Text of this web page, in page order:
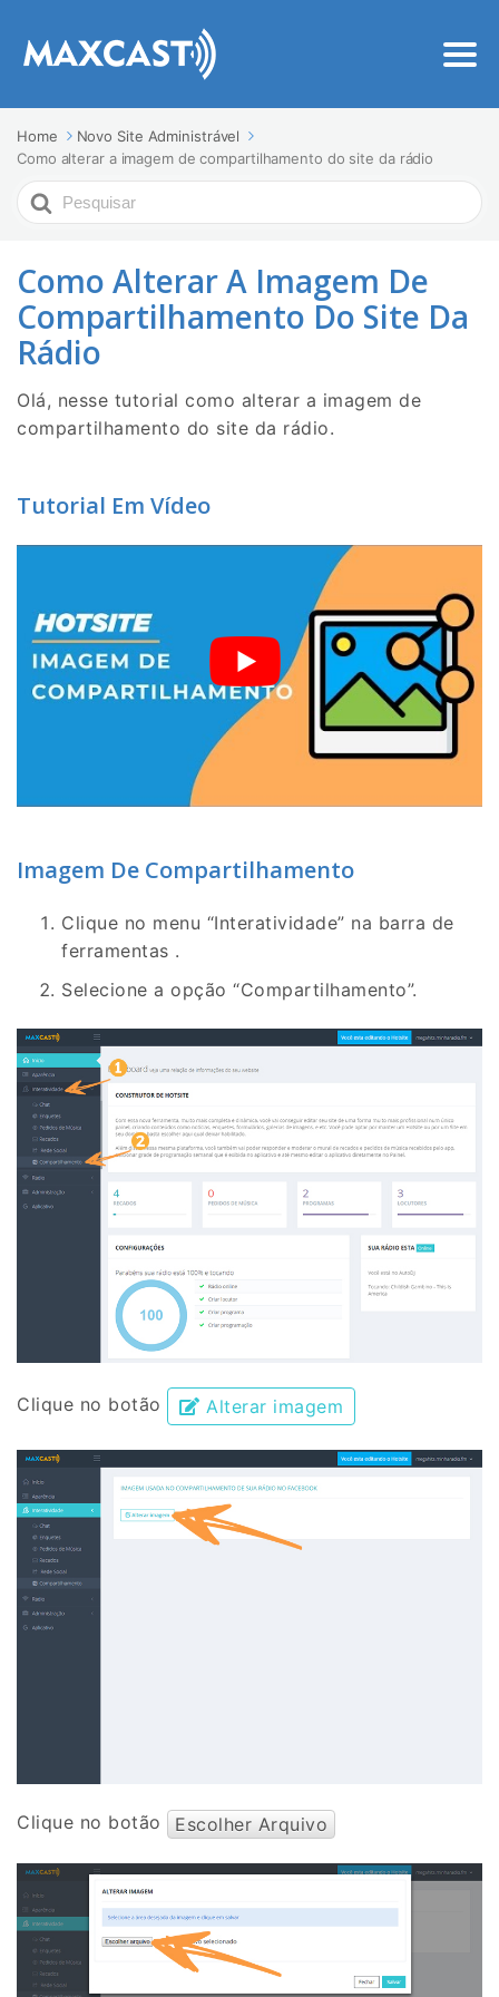
Home
Novo Site Administrável
Como alterar a imagem de compartilhamento do site da rádio
Procurar
Por
Como Alterar A Imagem De
Compartilhamento Do Site Da
Rádio
Olá, nesse tutorial como alterar a imagem de
compartilhamento do site da rádio.
Tutorial Em Vídeo
Imagem De Compartilhamento
Clique no menu “Interatividade” na barra de
ferramentas .
Selecione a opção “Compartilhamento”.
Clique no botão Alterar imagem
Clique no botão Escolher Arquivo